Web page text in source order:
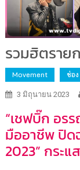
รวมฮิตราย
Movement ช่อง
3 มิถุนายน 2023
“เชฟบิ๊ก อร
มืออาชีพ ปิด
2023” กระ